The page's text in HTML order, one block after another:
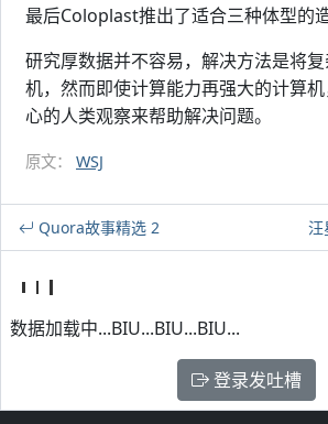
最后Coloplast推出了适合三种体型的
研究厚数据并不容易，解决方法是将
机，然而即使计算能力再强大的计算
心的人类观察来帮助解决问题。
原文： WSJ
Quora故事精选 2 汪
数据加载中...BIU...BIU...BIU...
登录发吐槽